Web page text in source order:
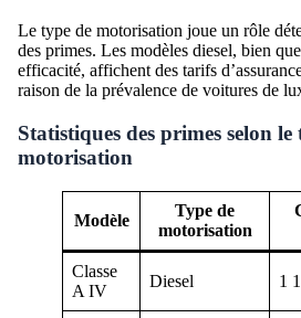
Le type de motorisation joue un rôle
des primes. Les modèles diesel, bien
efficacité, affichent des tarifs
raison de la prévalence de voitures de
Statistiques des primes selon le
motorisation
Modèle
Type de
motorisation
Classe
A IV
Diesel 1